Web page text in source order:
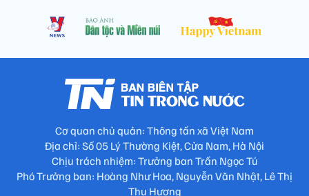
Cơ quan chủ quản: Thông tấn xã Việt Nam
Địa chỉ: Số 05 Lý Thường Kiệt, Cửa Nam, Hà Nội
Chịu trách nhiệm: Trưởng ban Trần Ngọc Tú
Phó Trưởng ban: Hoàng Như Hoa, Nguyễn Văn Nhật, Lê Thị
Thu Hương